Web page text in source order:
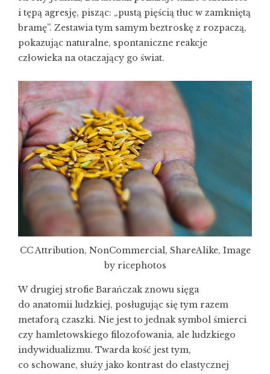
i tępą agresję, pisząc: „pustą pięścią tłuc w zamkniętą
bramę”. Zestawia tym samym beztroskę z rozpaczą,
pokazując naturalne, spontaniczne reakcje
człowieka na otaczający go świat.
CC Attribution, NonCommercial, ShareAlike, Image
by ricephotos
W drugiej strofie Barańczak znowu sięga
do anatomii ludzkiej, posługując się tym razem
metaforą czaszki. Nie jest to jednak symbol śmierci
czy hamletowskiego filozofowania, ale ludzkiego
indywidualizmu. Twarda kość jest tym,
co schowane, służy jako kontrast do elastycznej